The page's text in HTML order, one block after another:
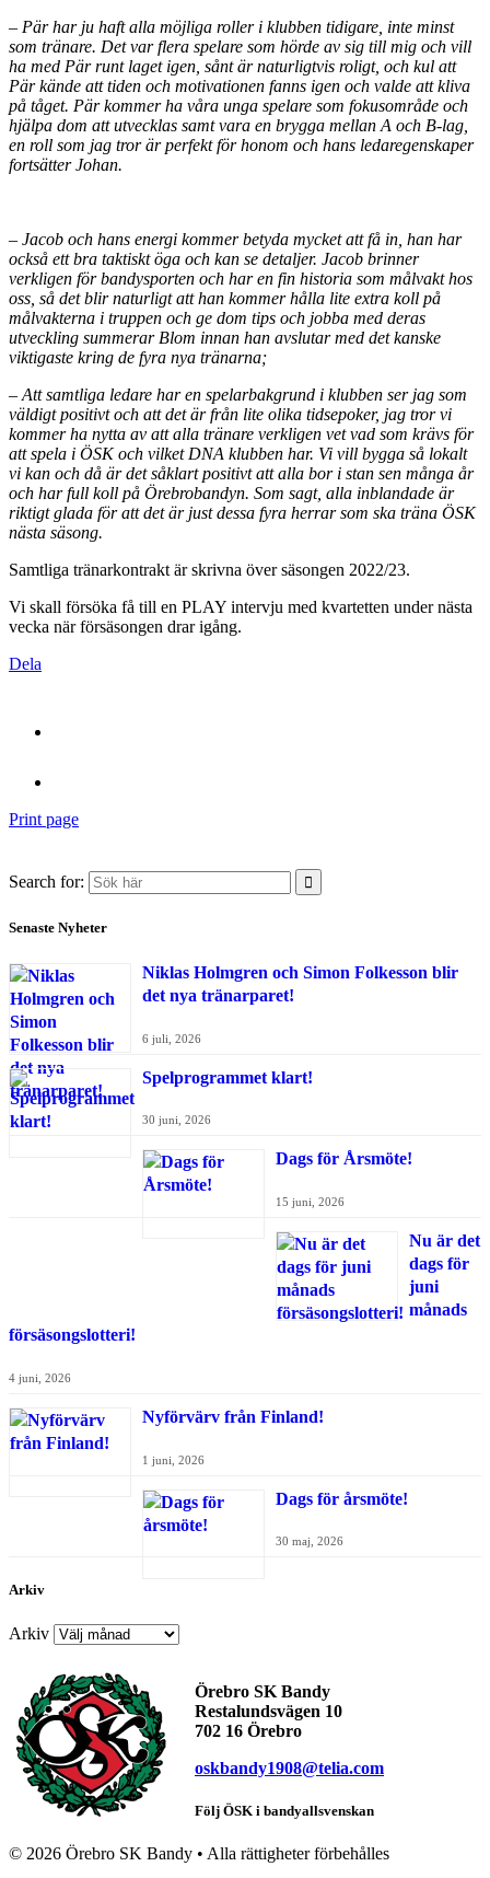
– Pär har ju haft alla möjliga roller i klubben tidigare, inte minst
som tränare. Det var flera spelare som hörde av sig till mig och vill
ha med Pär runt laget igen, sånt är naturligtvis roligt, och kul att
Pär kände att tiden och motivationen fanns igen och valde att kliva
på tåget. Pär kommer ha våra unga spelare som fokusområde och
hjälpa dom att utvecklas samt vara en brygga mellan A och B-lag,
en roll som jag tror är perfekt för honom och hans ledaregenskaper
fortsätter Johan.
– Jacob och hans energi kommer betyda mycket att få in, han har
också ett bra taktiskt öga och kan se detaljer. Jacob brinner
verkligen för bandysporten och har en fin historia som målvakt hos
oss, så det blir naturligt att han kommer hålla lite extra koll på
målvakterna i truppen och ge dom tips och jobba med deras
utveckling summerar Blom innan han avslutar med det kanske
viktigaste kring de fyra nya tränarna;
– Att samtliga ledare har en spelarbakgrund i klubben ser jag som
väldigt positivt och att det är från lite olika tidsepoker, jag tror vi
kommer ha nytta av att alla tränare verkligen vet vad som krävs för
att spela i ÖSK och vilket DNA klubben har. Vi vill bygga så lokalt
vi kan och då är det såklart positivt att alla bor i stan sen många år
och har full koll på Örebrobandyn. Som sagt, alla inblandade är
riktigt glada för att det är just dessa fyra herrar som ska träna ÖSK
nästa säsong.
Samtliga tränarkontrakt är skrivna över säsongen 2022/23.
Vi skall försöka få till en PLAY intervju med kvartetten under nästa
vecka när försäsongen drar igång.
Dela
Print page
Search for:
Senaste Nyheter
Niklas Holmgren och Simon Folkesson blir
det nya tränarparet!
6 juli, 2026
Spelprogrammet klart!
30 juni, 2026
Dags för Årsmöte!
15 juni, 2026
Nu är det
dags för
juni
månads
försäsongslotteri!
4 juni, 2026
Nyförvärv från Finland!
1 juni, 2026
Dags för årsmöte!
30 maj, 2026
Arkiv
Arkiv
Örebro SK Bandy
Restalundsvägen 10
702 16 Örebro
oskbandy1908@telia.com
Följ ÖSK i bandyallsvenskan
© 2026 Örebro SK Bandy • Alla rättigheter förbehålles